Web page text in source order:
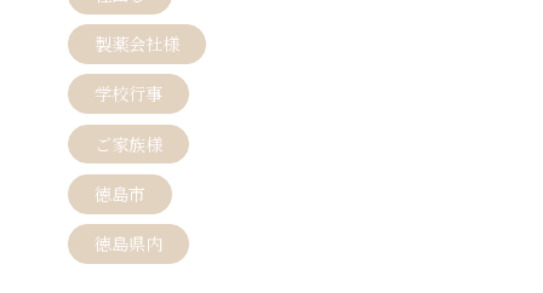
製薬会社様
学校行事
ご家族様
徳島市
徳島県内